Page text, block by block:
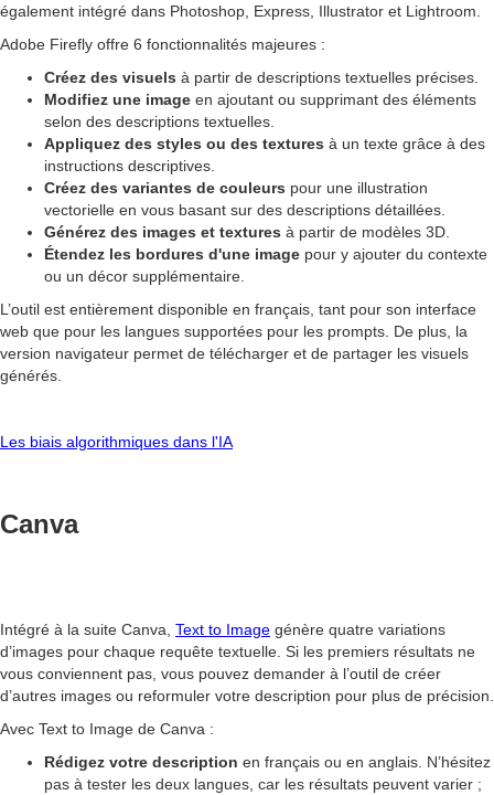
également intégré dans Photoshop, Express, Illustrator et Lightroom.
Adobe Firefly offre 6 fonctionnalités majeures :
Créez des visuels à partir de descriptions textuelles précises.
Modifiez une image en ajoutant ou supprimant des éléments
selon des descriptions textuelles.
Appliquez des styles ou des textures à un texte grâce à des
instructions descriptives.
Créez des variantes de couleurs pour une illustration
vectorielle en vous basant sur des descriptions détaillées.
Générez des images et textures à partir de modèles 3D.
Étendez les bordures d'une image pour y ajouter du contexte
ou un décor supplémentaire.
L’outil est entièrement disponible en français, tant pour son interface
web que pour les langues supportées pour les prompts. De plus, la
version navigateur permet de télécharger et de partager les visuels
générés.
Les biais algorithmiques dans l'IA
Canva
Intégré à la suite Canva, Text to Image génère quatre variations
d’images pour chaque requête textuelle. Si les premiers résultats ne
vous conviennent pas, vous pouvez demander à l’outil de créer
d’autres images ou reformuler votre description pour plus de précision.
Avec Text to Image de Canva :
Rédigez votre description en français ou en anglais. N’hésitez
pas à tester les deux langues, car les résultats peuvent varier ;